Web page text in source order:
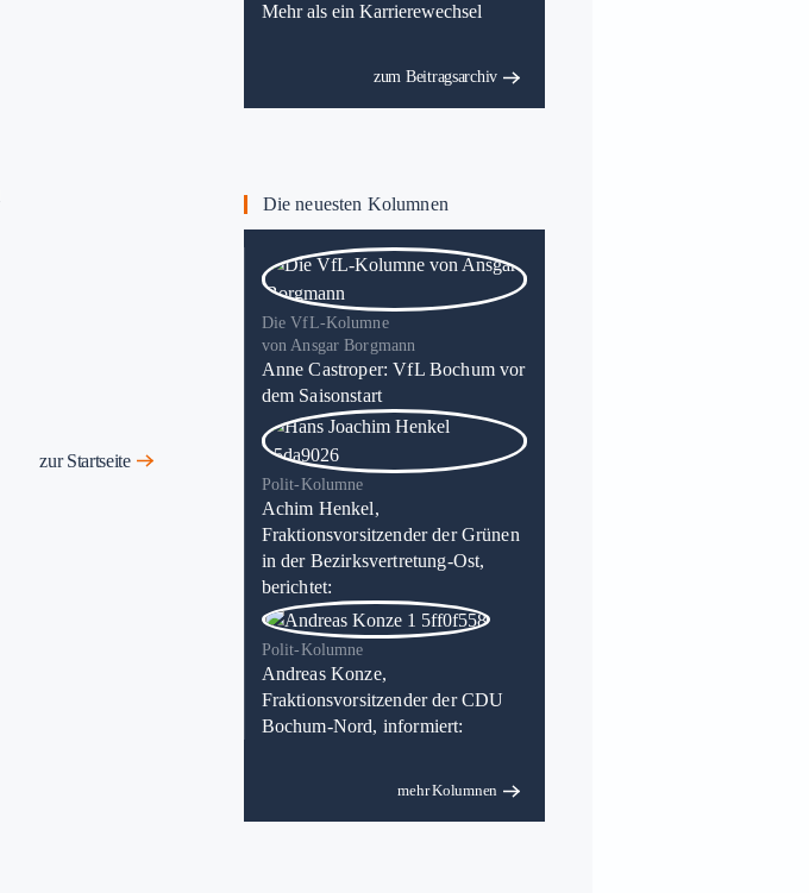
zur Startseite
Mehr als ein Karrierewechsel
zum Beitragsarchiv
Die neuesten Kolumnen
Die VfL-Kolumne
von Ansgar Borgmann
Anne Castroper: VfL Bochum vor
dem Saisonstart
Polit-Kolumne
Achim Henkel,
Fraktionsvorsitzender der Grünen
in der Bezirksvertretung-Ost,
berichtet:
Polit-Kolumne
Andreas Konze,
Fraktionsvorsitzender der CDU
Bochum-Nord, informiert:
mehr Kolumnen